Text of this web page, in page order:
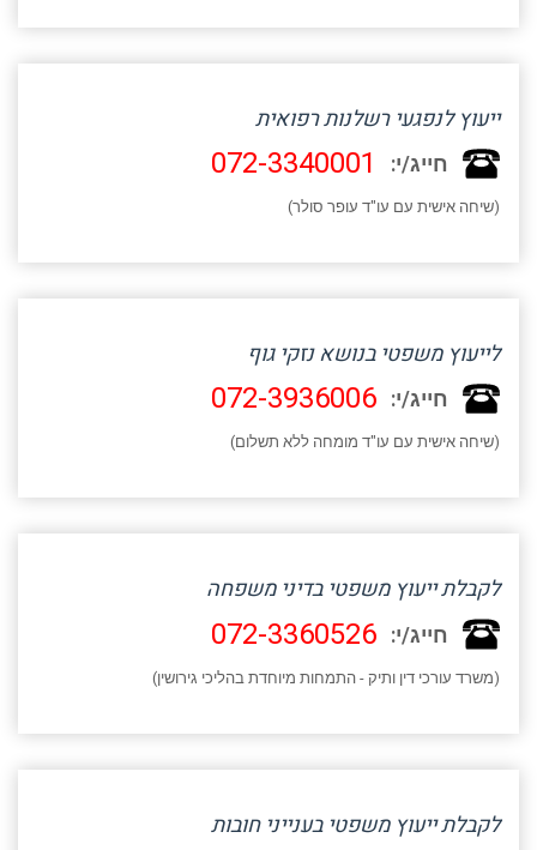
ייעוץ לנפגעי רשלנות רפואית
חייג/י: 072-3340001
(שיחה אישית עם עו"ד עופר סולר)
לייעוץ משפטי בנושא נזקי גוף
חייג/י: 072-3936006
(שיחה אישית עם עו"ד מומחה ללא תשלום)
לקבלת ייעוץ משפטי בדיני משפחה
חייג/י: 072-3360526
(משרד עורכי דין ותיק - התמחות מיוחדת בהליכי גירושין)
לקבלת ייעוץ משפטי בענייני חובות